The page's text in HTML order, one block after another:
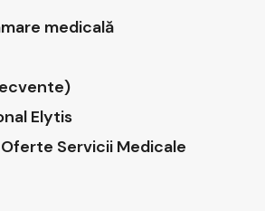
medicală
Elytis
Servicii Medicale